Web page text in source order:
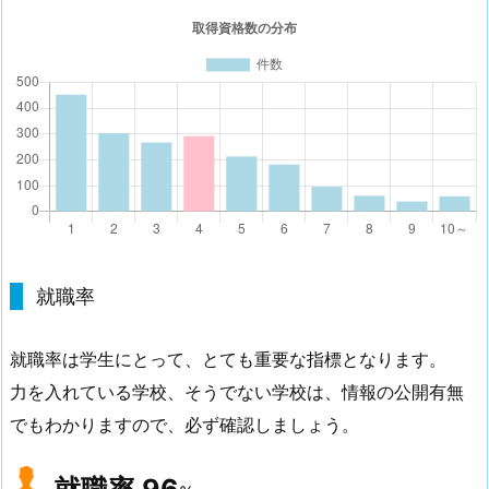
就職率
就職率は学生にとって、とても重要な指標となります。
力を入れている学校、そうでない学校は、情報の公開有無
でもわかりますので、必ず確認しましょう。